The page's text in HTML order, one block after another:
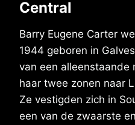
Central
Barry Eugene Carter
1944 geboren in
van een alleenstaande
haar twee zonen naar
Ze vestigden zich in
een van de zwaarste